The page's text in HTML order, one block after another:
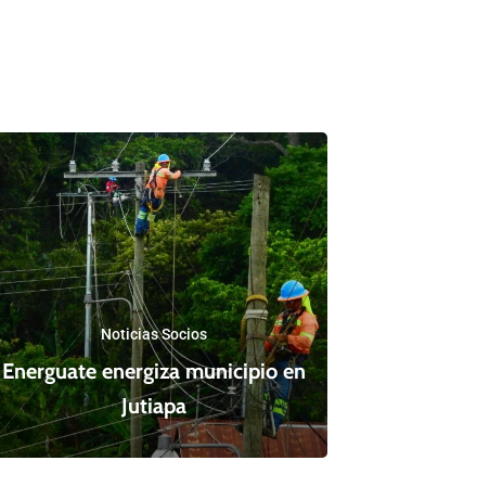
Noticias Socios
Energuate energiza municipio en
Jutiapa